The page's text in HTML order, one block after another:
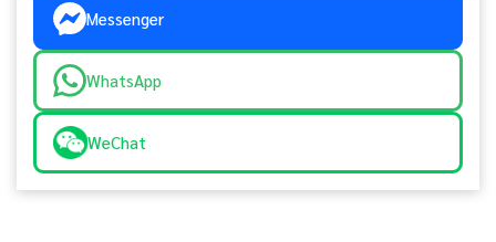
Messenger
WhatsApp
WeChat